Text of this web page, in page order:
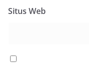
Situs Web